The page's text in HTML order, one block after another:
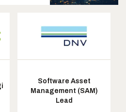
Software Asset
Management (SAM)
Lead